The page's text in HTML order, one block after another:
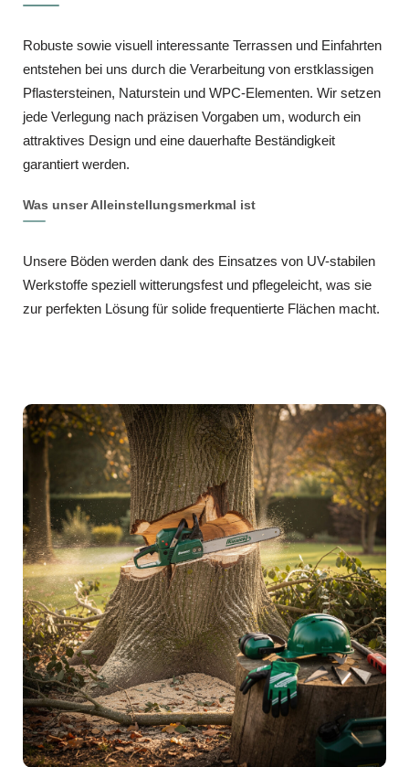
Robuste sowie visuell interessante Terrassen und Einfahrten
entstehen bei uns durch die Verarbeitung von erstklassigen
Pflastersteinen, Naturstein und WPC‑Elementen. Wir setzen
jede Verlegung nach präzisen Vorgaben um, wodurch ein
attraktives Design und eine dauerhafte Beständigkeit
garantiert werden.
Was unser Alleinstellungsmerkmal ist
Unsere Böden werden dank des Einsatzes von UV-stabilen
Werkstoffe speziell witterungsfest und pflegeleicht, was sie
zur perfekten Lösung für solide frequentierte Flächen macht.